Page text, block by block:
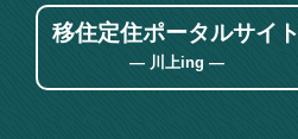
移住定住ポータルサイト
― 川上ing ―